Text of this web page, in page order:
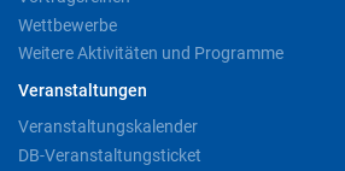
Wettbewerbe
Weitere Aktivitäten und Programme
Veranstaltungen
Veranstaltungskalender
DB-Veranstaltungsticket